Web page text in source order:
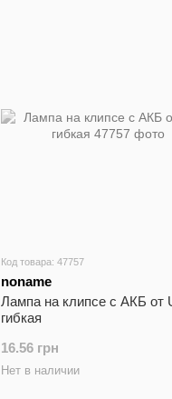
Код товара: 47757
noname
Лампа на клипсе с АКБ от
гибкая
16.56 грн
Нет в наличии